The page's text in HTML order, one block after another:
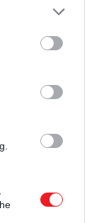
more Google
may click to
party tags to
below Google